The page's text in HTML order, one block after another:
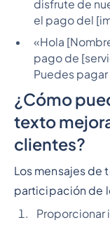
disfrute de
el pago del
«Hola
pago de
Puedes
¿Cómo
texto
clientes?
Los mensajes de
participación de
Proporcionar